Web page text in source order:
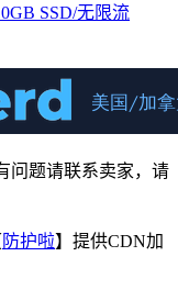
SSD/无限流
问题请联系卖家，请
防护啦】提供CDN加